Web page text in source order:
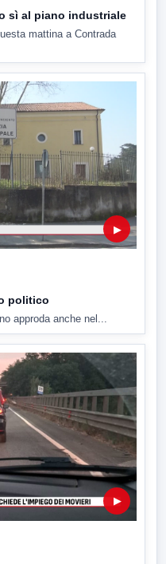
sì al piano industriale
mattina a Contrada
▶
politico
approda anche nel...
▶